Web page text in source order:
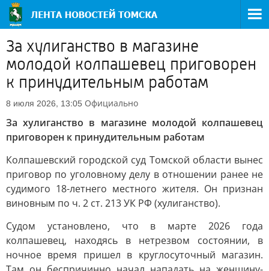
За хулиганство в магазине
молодой колпашевец приговорен
к принудительным работам
8 июля 2026, 13:05 Официально
За хулиганство в магазине молодой колпашевец
приговорен к принудительным работам
Колпашевский городской суд Томской области вынес
приговор по уголовному делу в отношении ранее не
судимого 18-летнего местного жителя. Он признан
виновным по ч. 2 ст. 213 УК РФ (хулиганство).
Судом установлено, что в марте 2026 года
колпашевец, находясь в нетрезвом состоянии, в
ночное время пришел в круглосуточный магазин.